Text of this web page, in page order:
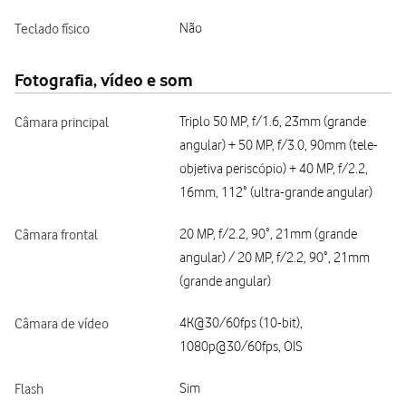
Teclado físico Não
Fotografia, vídeo e som
Câmara principal
Triplo 50 MP, f/1.6, 23mm (grande
angular) + 50 MP, f/3.0, 90mm (tele-
objetiva periscópio) + 40 MP, f/2.2,
16mm, 112˚ (ultra-grande angular)
Câmara frontal
20 MP, f/2.2, 90˚, 21mm (grande
angular) / 20 MP, f/2.2, 90˚, 21mm
(grande angular)
Câmara de vídeo
4K@30/60fps (10-bit),
1080p@30/60fps, OIS
Flash Sim